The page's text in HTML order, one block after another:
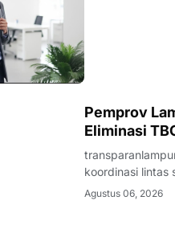
Pemprov
Eliminasi
koordinasi lintas
Tanggamus.
Agustus 06, 2026